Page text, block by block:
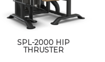
SPL-2000 HIP
THRUSTER